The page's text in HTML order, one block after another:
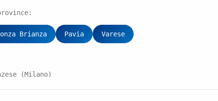
Brianza Pavia Varese
(Milano)